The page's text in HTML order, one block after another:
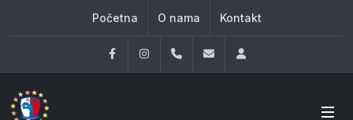
Početna O nama Kontakt
FacebookInstagram060 33 86 930